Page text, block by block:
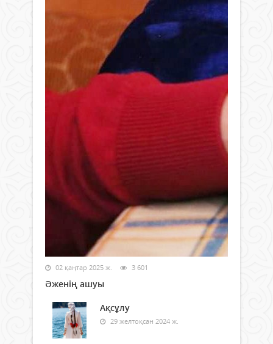
02 қаңтар 2025 ж. 3 601
Әженің ашуы
Ақсұлу
29 желтоқсан 2024 ж.